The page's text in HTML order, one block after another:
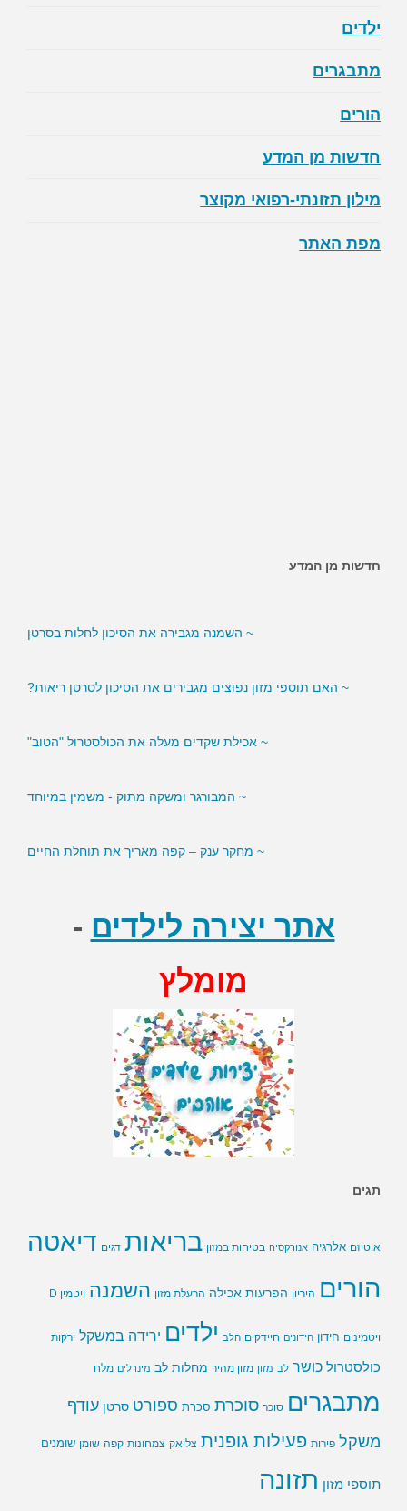
ילדים
מתבגרים
הורים
חדשות מן המדע
מילון תזונתי-רפואי מקוצר
מפת האתר
חדשות מן המדע
~ האם ממתיקים מלאכותיים מגבירים את הסיכון לסוכרת?
~ השמנה מגבירה את הסיכון לחלות בסרטן
~ האם תוספי מזון נפוצים מגבירים את הסיכון לסרטן ריאות?
~ אכילת שקדים מעלה את הכולסטרול "הטוב"
~ המבורגר ומשקה מתוק - משמין במיוחד
~ מחקר ענק – קפה מאריך את תוחלת החיים
אתר יצירה לילדים -
מומלץ
תגים
אוטיזם אלרגיה אנורקסיה בטיחות במזון בריאות דגים דיאטה
הורים היריון הפרעות אכילה הרעלת מזון השמנה ויטמין D
ויטמינים חידון חידונים חיידקים חלב ילדים ירידה במשקל ירקות
כולסטרול כושר לב מזון מזון מהיר מחלות לב מינרלים מלח
מתבגרים סוכר סוכרת סכרת ספורט סרטן עודף
משקל פירות פעילות גופנית צליאק צמחונות קפה שומן שומנים
תוספי מזון תזונה